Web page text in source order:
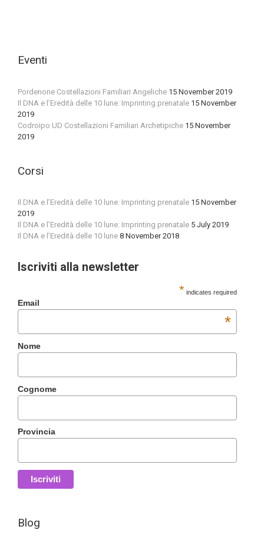
Eventi
Pordenone Costellazioni Familiari Angeliche 15 November 2019
Il DNA e l’Eredità delle 10 lune: Imprinting prenatale 15 November
2019
Codroipo UD Costellazioni Familiari Archetipiche 15 November
2019
Corsi
Il DNA e l’Eredità delle 10 lune: Imprinting prenatale 15 November
2019
Il DNA e l’Eredità delle 10 lune: Imprinting prenatale 5 July 2019
Il DNA e l’Eredità delle 10 lune 8 November 2018
Iscriviti alla newsletter
* indicates required
Email
*
Nome
Cognome
Provincia
Blog